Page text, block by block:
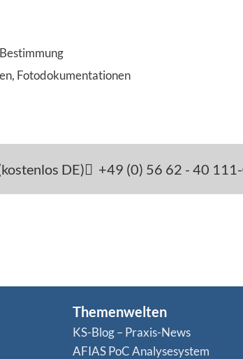
Fotodokumen­tationen
DE) +49 (0) 56 62 - 40
Themenwelten
KS-Blog – Praxis-News
AFIAS PoC Analysesystem